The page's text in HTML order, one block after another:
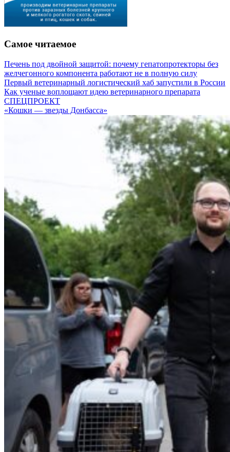
Самое читаемое
Печень под двойной защитой: почему гепатопротекторы без
желчегонного компонента работают не в полную силу
Первый ветеринарный логистический хаб запустили в России
Как ученые воплощают идею ветеринарного препарата
СПЕЦПРОЕКТ
«Кошки — звезды Донбасса»